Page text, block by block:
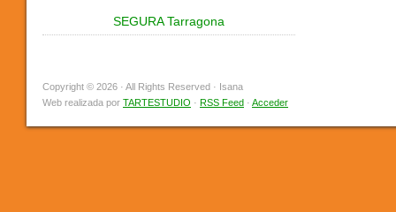
SEGURA Tarragona
Copyright © 2026 · All Rights Reserved · Isana
Web realizada por TARTESTUDIO · RSS Feed · Acceder